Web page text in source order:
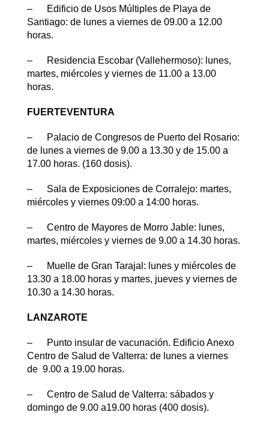
– Edificio de Usos Múltiples de Playa de
Santiago: de lunes a viernes de 09.00 a 12.00
horas.
– Residencia Escobar (Vallehermoso): lunes,
martes, miércoles y viernes de 11.00 a 13.00
horas.
FUERTEVENTURA
– Palacio de Congresos de Puerto del Rosario:
de lunes a viernes de 9.00 a 13.30 y de 15.00 a
17.00 horas. (160 dosis).
– Sala de Exposiciones de Corralejo: martes,
miércoles y viernes 09:00 a 14:00 horas.
– Centro de Mayores de Morro Jable: lunes,
martes, miércoles y viernes de 9.00 a 14.30 horas.
– Muelle de Gran Tarajal: lunes y miércoles de
13.30 a 18.00 horas y martes, jueves y viernes de
10.30 a 14.30 horas.
LANZAROTE
– Punto insular de vacunación. Edificio Anexo
Centro de Salud de Valterra: de lunes a viernes
de 9.00 a 19.00 horas.
– Centro de Salud de Valterra: sábados y
domingo de 9.00 a19.00 horas (400 dosis).